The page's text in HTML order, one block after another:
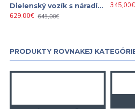
Dielenský vozík s náradím 7 zásuviek v pene 298 dielov, BJC
629,00€ 645,00€
345,00€
PRODUKTY ROVNAKEJ